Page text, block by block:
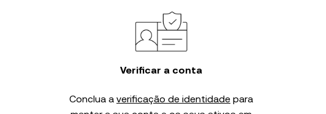
Verificar a conta
Conclua a verificação de identidade para